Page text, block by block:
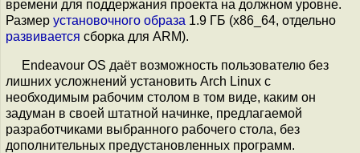
времени для поддержания проекта на должном уровне.
Размер установочного образа 1.9 ГБ (x86_64, отдельно
развивается сборка для ARM).
Endeavour OS даёт возможность пользователю без
лишних усложнений установить Arch Linux с
необходимым рабочим столом в том виде, каким он
задуман в своей штатной начинке, предлагаемой
разработчиками выбранного рабочего стола, без
дополнительных предустановленных программ.